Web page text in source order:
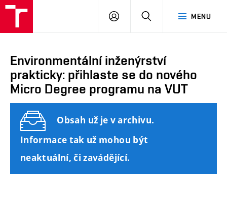
Brno
MENU
PŘIHLÁSIT
Environmentální inženýrství
prakticky: přihlaste se do nového
Micro Degree programu na VUT
Obsah už je v archivu.
Informace tak už mohou být
neaktuální, či zavádějící.